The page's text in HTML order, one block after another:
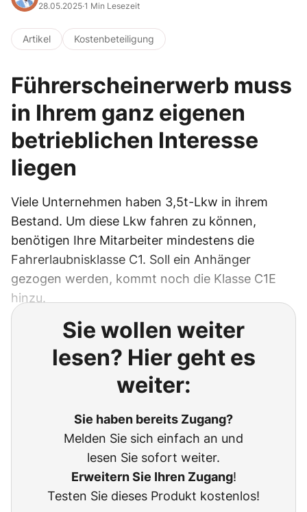
28.05.2025·1 Min Lesezeit
Artikel Kostenbeteiligung
Führerscheinerwerb muss
in Ihrem ganz eigenen
betrieblichen Interesse
liegen
Viele Unternehmen haben 3,5t-Lkw in ihrem
Bestand. Um diese Lkw fahren zu können,
benötigen Ihre Mitarbeiter mindestens die
Fahrerlaubnisklasse C1. Soll ein Anhänger
gezogen werden, kommt noch die Klasse C1E
hinzu.
Sie wollen weiter
lesen? Hier geht es
weiter:
Sie haben bereits Zugang?
Melden Sie sich einfach an und
lesen Sie sofort weiter.
Erweitern Sie Ihren Zugang!
Testen Sie dieses Produkt kostenlos!